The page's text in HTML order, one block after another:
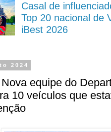
Casal de
Top 20 nacional de
iBest 2026
2024
equipe do
10 veículos que